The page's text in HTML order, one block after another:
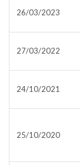
26/03/2023
27/03/2022
24/10/2021
25/10/2020